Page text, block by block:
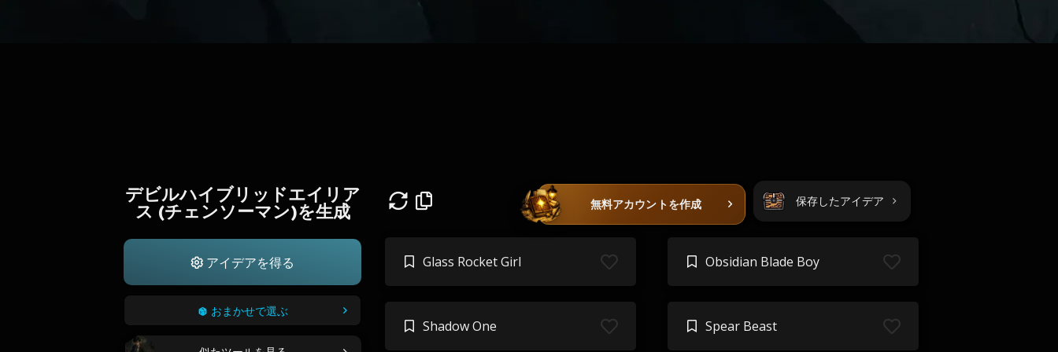
デビルハイブリッドエイリア
ス (チェンソーマン)を生成
アイデアを得る
おまかせで選ぶ
無料アカウントを作成 保存したアイデア
Glass Rocket Girl Obsidian Blade Boy
Shadow One Spear Beast